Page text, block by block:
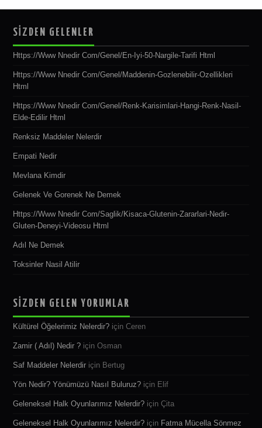
SİZDEN GELENLER
Https://www Nnedir Com/genel/en-Iyi-50-Nargile-Tarifi Html
Https://www Nnedir Com/genel/maddenin-Gozlenebilir-Ozellikleri
Html
Https://www Nnedir Com/genel/renk-Karisimlari-Hangi-Renk-Nasil-
Elde-Edilir Html
Renksiz Maddeler Nelerdir
Empati Nedir
Mevlana Kimdir
Gelenek Ve Gorenek Ne Demek
Https://www Nnedir Com/saglik/kisaca-Glutenin-Zararlari-Nedir-
Gluten-Deneyi-Videosu Html
Adıl Ne Demek
Toksinler Nasil Atilir
SİZDEN GELEN YORUMLAR
Kültürel Öğelerimiz Nelerdir? içinCeren
Zamir ( Adıl) Nedir ? içinOsman
Saf Maddeler Nelerdir için Bertug
Yön Nedir? Yönümüzü Nasıl Buluruz? için Elif
Geleneksel Halk Oyunlarımız Nelerdir? içinÇita
Geleneksel Halk Oyunlarımız Nelerdir? için Fatma Mücella Sönmez